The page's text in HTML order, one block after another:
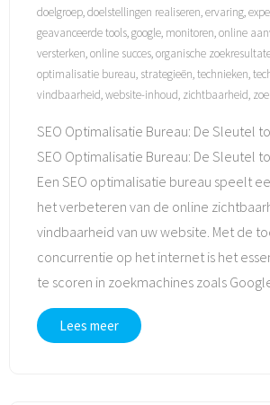
doelgroep,doelstellingen realiseren,ervaring,
geavanceerde tools,google, monitoren,online
versterken,online succes,organische
optimalisatie bureau, strategieën,technieken,
vindbaarheid,website-inhoud, zichtbaarheid,
SEO Optimalisatie Bureau: De Sleutel
SEO Optimalisatie Bureau: De Sleutel
Een SEO optimalisatie bureau speelt
het verbeteren van de online
vindbaarheid van uw website. Met de
concurrentie op het internet is het
te scoren in zoekmachines zoals
Lees meer